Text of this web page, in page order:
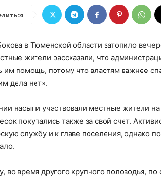
в Тюменской области затопило
жители рассказали, что
им помощь, потому что властям важнее
дела нет».
насыпи участвовали местные жители на
покупались также за свой счет.
службу и к главе поселения, однако
во время другого крупного половодья,